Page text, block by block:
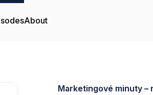
About
Marketingové minuty